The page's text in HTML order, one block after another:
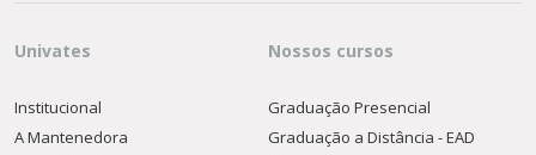
Univates
Institucional
A Mantenedora
Nossos cursos
Graduação Presencial
Graduação a Distância - EAD